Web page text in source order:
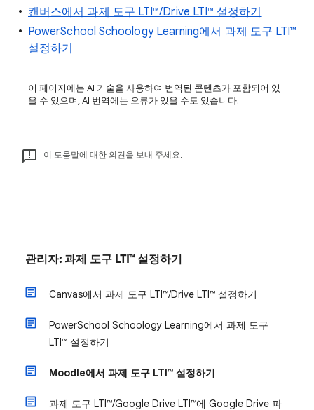
캔버스에서 과제 도구 LTI™/Drive LTI™ 설정하기
PowerSchool Schoology Learning에서 과제 도구 LTI™
설정하기
이 페이지에는 AI 기술을 사용하여 번역된 콘텐츠가 포함되어 있
을 수 있으며, AI 번역에는 오류가 있을 수도 있습니다.
이 도움말에 대한 의견을 보내 주세요.
관리자: 과제 도구 LTI™ 설정하기
Canvas에서 과제 도구 LTI™/Drive LTI™ 설정하기
PowerSchool Schoology Learning에서 과제 도구
LTI™ 설정하기
Moodle에서 과제 도구 LTI™ 설정하기
과제 도구 LTI™/Google Drive LTI™에 Google Drive 파